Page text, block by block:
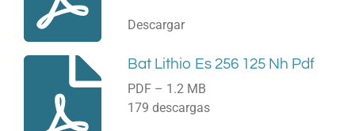
Descargar
Bat Lithio Es 256 125 Nh Pdf
PDF – 1.2 MB
179 descargas